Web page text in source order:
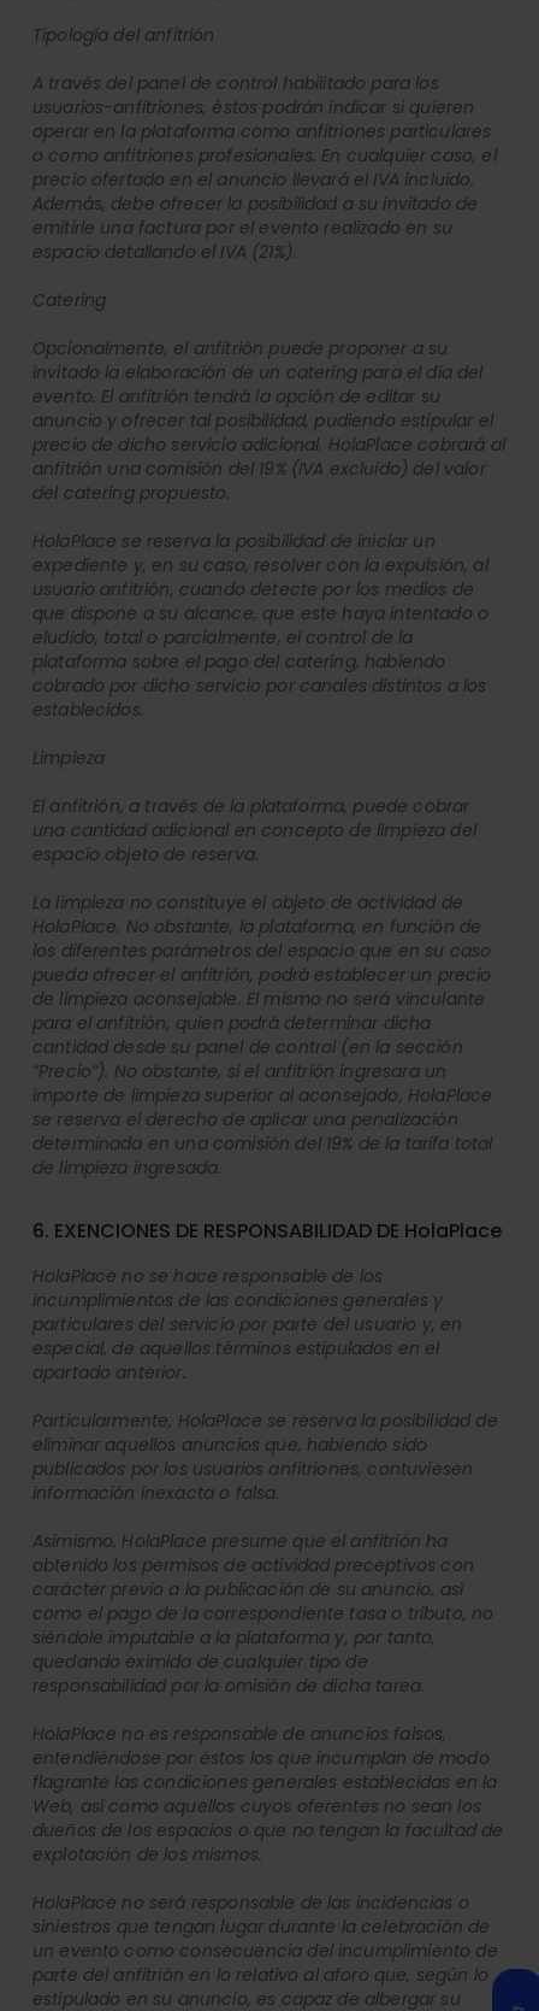
Tipología del anfitrión
A través del panel de control habilitado para los
usuarios-anfitriones, éstos podrán indicar si quieren
operar en la plataforma como anfitriones particulares
o como anfitriones profesionales. En cualquier caso, el
precio ofertado en el anuncio llevará el IVA incluido.
Además, debe ofrecer la posibilidad a su invitado de
emitirle una factura por el evento realizado en su
espacio detallando el IVA (21%).
Catering
Opcionalmente, el anfitrión puede proponer a su
invitado la elaboración de un catering para el día del
evento. El anfitrión tendrá la opción de editar su
anuncio y ofrecer tal posibilidad, pudiendo estipular el
precio de dicho servicio adicional. HolaPlace cobrará al
anfitrión una comisión del 19% (IVA excluido) del valor
del catering propuesto.
HolaPlace se reserva la posibilidad de iniciar un
expediente y, en su caso, resolver con la expulsión, al
usuario anfitrión, cuando detecte por los medios de
que dispone a su alcance, que este haya intentado o
eludido, total o parcialmente, el control de la
plataforma sobre el pago del catering, habiendo
cobrado por dicho servicio por canales distintos a los
establecidos.
Limpieza
El anfitrión, a través de la plataforma, puede cobrar
una cantidad adicional en concepto de limpieza del
espacio objeto de reserva.
La limpieza no constituye el objeto de actividad de
HolaPlace. No obstante, la plataforma, en función de
los diferentes parámetros del espacio que en su caso
pueda ofrecer el anfitrión, podrá establecer un precio
de limpieza aconsejable. El mismo no será vinculante
para el anfitrión, quien podrá determinar dicha
cantidad desde su panel de control (en la sección
“Precio”). No obstante, si el anfitrión ingresara un
importe de limpieza superior al aconsejado, HolaPlace
se reserva el derecho de aplicar una penalización
determinada en una comisión del 19% de la tarifa total
de limpieza ingresada.
6. EXENCIONES DE RESPONSABILIDAD DE HolaPlace
HolaPlace no se hace responsable de los
incumplimientos de las condiciones generales y
particulares del servicio por parte del usuario y, en
especial, de aquellos términos estipulados en el
apartado anterior.
Particularmente, HolaPlace se reserva la posibilidad de
eliminar aquellos anuncios que, habiendo sido
publicados por los usuarios anfitriones, contuviesen
información inexacta o falsa.
Asimismo, HolaPlace presume que el anfitrión ha
obtenido los permisos de actividad preceptivos con
carácter previo a la publicación de su anuncio, así
como el pago de la correspondiente tasa o tributo, no
siéndole imputable a la plataforma y, por tanto,
quedando eximida de cualquier tipo de
responsabilidad por la omisión de dicha tarea.
HolaPlace no es responsable de anuncios falsos,
entendiéndose por éstos los que incumplan de modo
flagrante las condiciones generales establecidas en la
Web, así como aquellos cuyos oferentes no sean los
dueños de los espacios o que no tengan la facultad de
explotación de los mismos.
HolaPlace no será responsable de las incidencias o
siniestros que tengan lugar durante la celebración de
un evento como consecuencia del incumplimiento de
parte del anfitrión en lo relativo al aforo que, según lo
estipulado en su anuncio, es capaz de albergar su